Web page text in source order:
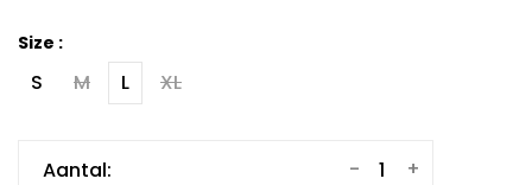
Size :
S M L XL
Aantal: +
-